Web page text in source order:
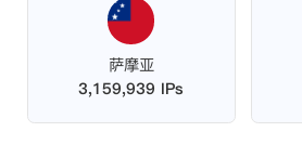
萨摩亚
3,159,939 IPs